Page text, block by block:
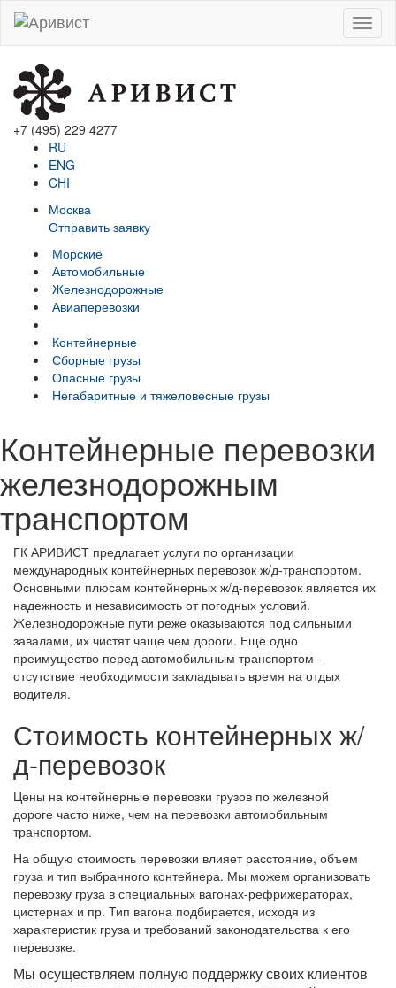
Menu
+7 (495) 229 4277
RU
ENG
CHI
Москва
Отправить заявку
Морские
Автомобильные
Железно­дорожные
Авиаперевозки
Контейнерные
Сборные грузы
Опасные грузы
Негабаритные и тяжело­весные грузы
Контейнерные перевозки
железнодорожным
транспортом
ГК АРИВИСТ предлагает услуги по организации
международных контейнерных перевозок ж/д-транспортом.
Основными плюсам контейнерных ж/д-перевозок является их
надежность и независимость от погодных условий.
Железнодорожные пути реже оказываются под сильными
завалами, их чистят чаще чем дороги. Еще одно
преимущество перед автомобильным транспортом –
отсутствие необходимости закладывать время на отдых
водителя.
Стоимость контейнерных ж/
д-перевозок
Цены на контейнерные перевозки грузов по железной
дороге часто ниже, чем на перевозки автомобильным
транспортом.
На общую стоимость перевозки влияет расстояние, объем
груза и тип выбранного контейнера. Мы можем организовать
перевозку груза в специальных вагонах-рефрижераторах,
цистернах и пр. Тип вагона подбирается, исходя из
характеристик груза и требований законодательства к его
перевозке.
Мы осуществляем полную поддержку своих клиентов